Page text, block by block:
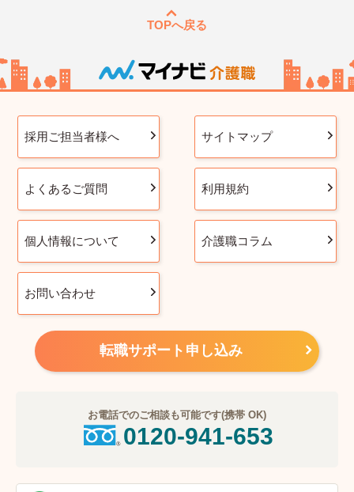
TOPへ戻る
採用ご担当者様へ サイトマップ
よくあるご質問 利用規約
個人情報について 介護職コラム
お問い合わせ
転職サポート申し込み
お電話でのご相談も可能です(携帯 OK)
0120-941-653